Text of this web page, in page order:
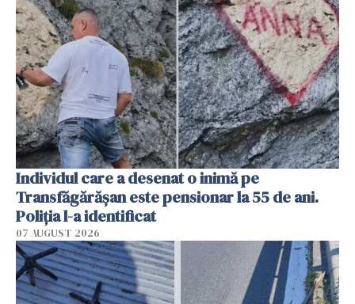
Individul care a desenat o inimă pe
Transfăgărășan este pensionar la 55 de ani.
Poliția l-a identificat
07 AUGUST 2026